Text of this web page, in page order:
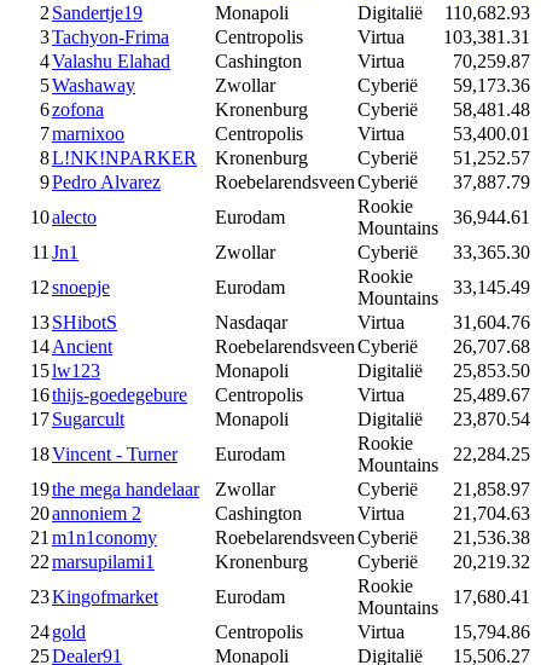
2 Sandertje19 Monapoli Digitalië
110,682.93
3Tachyon-Frima Centropolis Virtua
103,381.31
4Valashu Elahad Cashington Virtua
70,259.87
5Washaway Zwollar Cyberië
59,173.36
6zofona Kronenburg Cyberië
58,481.48
7marnixoo Centropolis Virtua
53,400.01
8L!NK!NPARKER Kronenburg Cyberië
51,252.57
9Pedro Alvarez RoebelarendsveenCyberië
37,887.79
10alecto Eurodam
Rookie
Mountains
36,944.61
11 Jn1 Zwollar Cyberië
33,365.30
12snoepje Eurodam
Rookie
Mountains
33,145.49
13SHibotS Nasdaqar Virtua
31,604.76
14Ancient RoebelarendsveenCyberië
26,707.68
15lw123 Monapoli Digitalië
25,853.50
16thijs-goedegebure Centropolis Virtua
25,489.67
17Sugarcult Monapoli Digitalië
23,870.54
18Vincent - Turner Eurodam
Rookie
Mountains
22,284.25
19the mega handelaar Zwollar Cyberië
21,858.97
20annoniem 2 Cashington Virtua
21,704.63
21 m1n1conomy RoebelarendsveenCyberië
21,536.38
22marsupilami1 Kronenburg Cyberië
20,219.32
23Kingofmarket Eurodam
Rookie
Mountains
17,680.41
24gold Centropolis Virtua
15,794.86
25Dealer91 Monapoli Digitalië
15,506.27